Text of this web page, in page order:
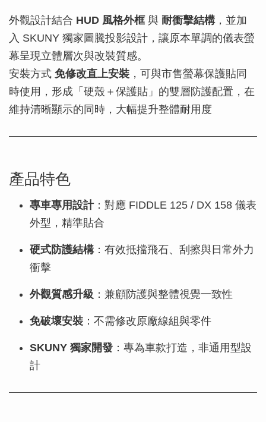
外觀設計結合 HUD 風格外框與 耐衝擊結構，並加
入 SKUNY 獨家圖騰投影設計，讓原本單調的儀表螢
幕呈現立體層次與改裝質感。
安裝方式 免修改直上安裝 ，可與市售螢幕保護貼同
時使用，形成「硬殼＋保護貼」的雙層防護配置，在
維持清晰顯示的同時，大幅提升整體耐用度
產品特色
專車專用設計：對應 FIDDLE 125 / DX 158 儀表
外型，精準貼合
硬式防護結構：有效抵擋飛石、刮擦與日常外力
衝擊
外觀質感升級 ：兼顧防護與整體視覺一致性
免破壞安裝 ：不需修改原廠線組與零件
SKUNY 獨家開發 ：專為車款打造，非通用型設
計